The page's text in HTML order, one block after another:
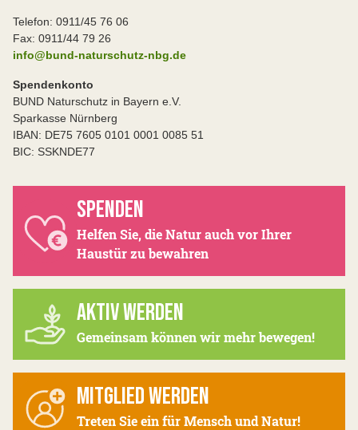
Telefon: 0911/45 76 06
Fax: 0911/44 79 26
info@bund-naturschutz-nbg.de
Spendenkonto
BUND Naturschutz in Bayern e.V.
Sparkasse Nürnberg
IBAN: DE75 7605 0101 0001 0085 51
BIC: SSKNDE77
SPENDEN
Helfen Sie, die Natur auch vor Ihrer
Haustür zu bewahren
AKTIV WERDEN
Gemeinsam können wir mehr bewegen!
MITGLIED WERDEN
Treten Sie ein für Mensch und Natur!